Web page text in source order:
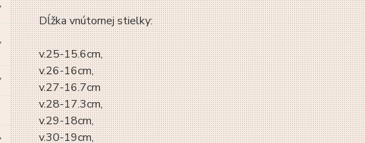
Dĺžka vnútornej stielky:
v.25-15.6cm,
v.26-16cm,
v.27-16.7cm
v.28-17.3cm,
v.29-18cm,
v.30-19cm,